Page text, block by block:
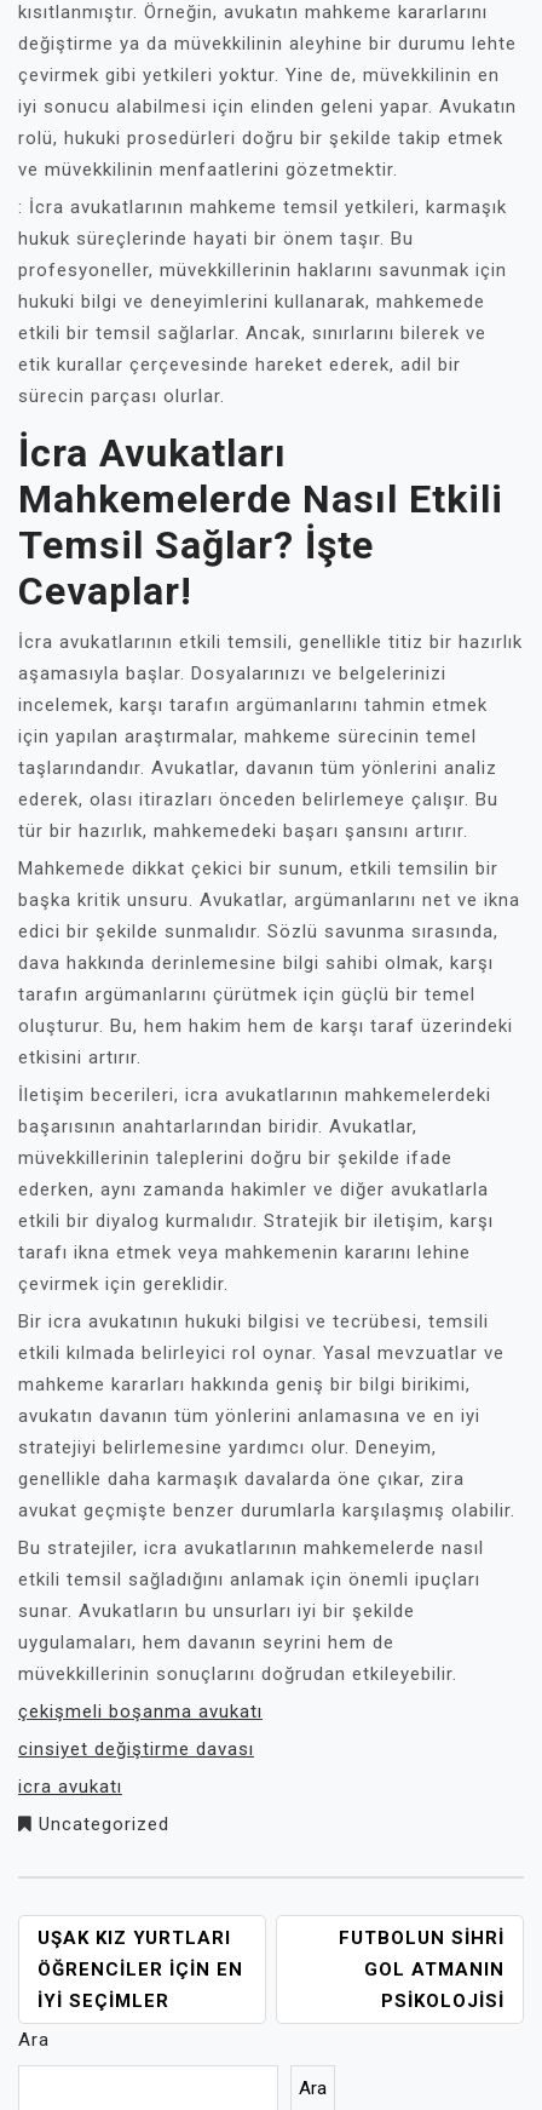
kısıtlanmıştır. Örneğin, avukatın mahkeme kararlarını
değiştirme ya da müvekkilinin aleyhine bir durumu lehte
çevirmek gibi yetkileri yoktur. Yine de, müvekkilinin en
iyi sonucu alabilmesi için elinden geleni yapar. Avukatın
rolü, hukuki prosedürleri doğru bir şekilde takip etmek
ve müvekkilinin menfaatlerini gözetmektir.
: İcra avukatlarının mahkeme temsil yetkileri, karmaşık
hukuk süreçlerinde hayati bir önem taşır. Bu
profesyoneller, müvekkillerinin haklarını savunmak için
hukuki bilgi ve deneyimlerini kullanarak, mahkemede
etkili bir temsil sağlarlar. Ancak, sınırlarını bilerek ve
etik kurallar çerçevesinde hareket ederek, adil bir
sürecin parçası olurlar.
İcra Avukatları
Mahkemelerde Nasıl Etkili
Temsil Sağlar? İşte
Cevaplar!
İcra avukatlarının etkili temsili, genellikle titiz bir hazırlık
aşamasıyla başlar. Dosyalarınızı ve belgelerinizi
incelemek, karşı tarafın argümanlarını tahmin etmek
için yapılan araştırmalar, mahkeme sürecinin temel
taşlarındandır. Avukatlar, davanın tüm yönlerini analiz
ederek, olası itirazları önceden belirlemeye çalışır. Bu
tür bir hazırlık, mahkemedeki başarı şansını artırır.
Mahkemede dikkat çekici bir sunum, etkili temsilin bir
başka kritik unsuru. Avukatlar, argümanlarını net ve ikna
edici bir şekilde sunmalıdır. Sözlü savunma sırasında,
dava hakkında derinlemesine bilgi sahibi olmak, karşı
tarafın argümanlarını çürütmek için güçlü bir temel
oluşturur. Bu, hem hakim hem de karşı taraf üzerindeki
etkisini artırır.
İletişim becerileri, icra avukatlarının mahkemelerdeki
başarısının anahtarlarından biridir. Avukatlar,
müvekkillerinin taleplerini doğru bir şekilde ifade
ederken, aynı zamanda hakimler ve diğer avukatlarla
etkili bir diyalog kurmalıdır. Stratejik bir iletişim, karşı
tarafı ikna etmek veya mahkemenin kararını lehine
çevirmek için gereklidir.
Bir icra avukatının hukuki bilgisi ve tecrübesi, temsili
etkili kılmada belirleyici rol oynar. Yasal mevzuatlar ve
mahkeme kararları hakkında geniş bir bilgi birikimi,
avukatın davanın tüm yönlerini anlamasına ve en iyi
stratejiyi belirlemesine yardımcı olur. Deneyim,
genellikle daha karmaşık davalarda öne çıkar, zira
avukat geçmişte benzer durumlarla karşılaşmış olabilir.
Bu stratejiler, icra avukatlarının mahkemelerde nasıl
etkili temsil sağladığını anlamak için önemli ipuçları
sunar. Avukatların bu unsurları iyi bir şekilde
uygulamaları, hem davanın seyrini hem de
müvekkillerinin sonuçlarını doğrudan etkileyebilir.
çekişmeli boşanma avukatı
cinsiyet değiştirme davası
icra avukatı
Uncategorized
YAZI
GEZINMESI
UŞAK KIZ YURTLARI
ÖĞRENCILER İÇIN EN
İYI SEÇIMLER
FUTBOLUN SIHRI
GOL ATMANIN
PSIKOLOJISI
Ara
Ara